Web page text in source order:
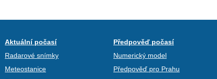
Aktuální počasí
Radarové snímky
Meteostanice
Předpověď počasí
Numerický model
Předpověď pro Prahu